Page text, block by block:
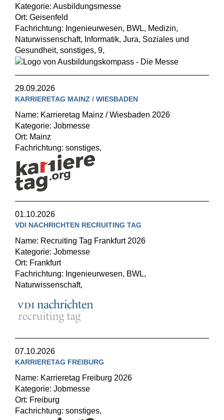
Kategorie: Ausbildungsmesse
Ort: Geisenfeld
Fachrichtung: Ingenieurwesen, BWL, Medizin,
Naturwissenschaft, Informatik, Jura, Soziales und
Gesundheit, sonstiges, 9,
29.09.2026
KARRIERETAG MAINZ / WIESBADEN
Name: Karrieretag Mainz / Wiesbaden 2026
Kategorie: Jobmesse
Ort: Mainz
Fachrichtung: sonstiges,
01.10.2026
VDI NACHRICHTEN RECRUITING TAG
Name: Recruiting Tag Frankfurt 2026
Kategorie: Jobmesse
Ort: Frankfurt
Fachrichtung: Ingenieurwesen, BWL,
Naturwissenschaft,
07.10.2026
KARRIERETAG FREIBURG
Name: Karrieretag Freiburg 2026
Kategorie: Jobmesse
Ort: Freiburg
Fachrichtung: sonstiges,